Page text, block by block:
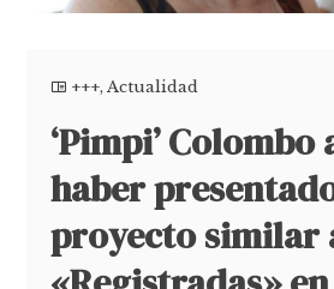
+++,Actualidad
‘Pimpi’ Colombo
haber
proyecto similar